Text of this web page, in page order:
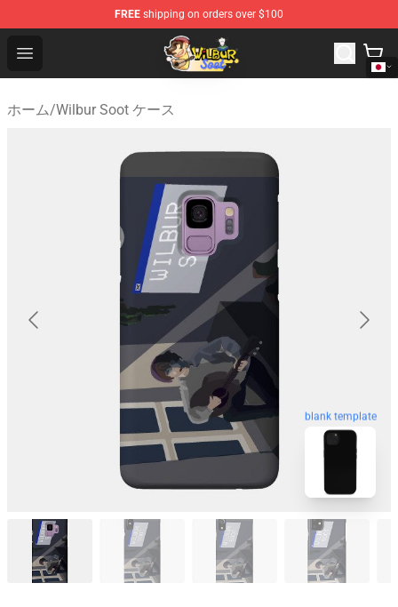
FREE shipping on orders over $100
Open menu
Wilbur Soot Shop - Official Wilbur Soot Merchandise
ホーム/Wilbur Soot ケース
blank template